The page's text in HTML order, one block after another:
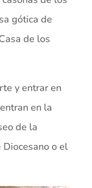
gótica de
de los
y entrar en
en la
de la
o el